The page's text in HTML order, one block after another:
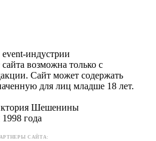
индустрии
возможна только с
Сайт может содержать
для лиц младше 18 лет.
Шешенины
года
САЙТА: